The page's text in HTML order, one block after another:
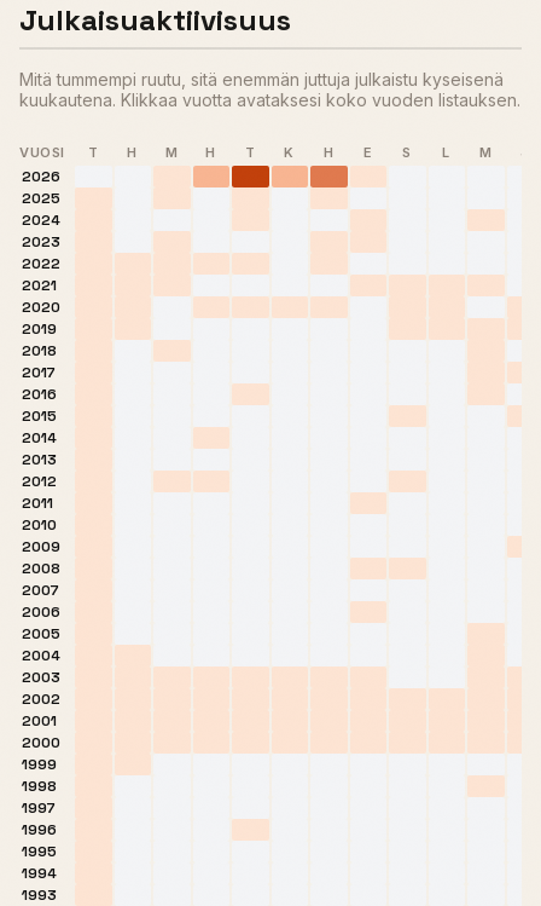
Julkaisuaktiivisuus
Mitä tummempi ruutu, sitä enemmän juttuja julkaistu kyseisenä
kuukautena. Klikkaa vuotta avataksesi koko vuoden listauksen.
VUOSI T H M H T K H E S L M J
2026
2025
2024
2023
2022
2021
2020
2019
2018
2017
2016
2015
2014
2013
2012
2011
2010
2009
2008
2007
2006
2005
2004
2003
2002
2001
2000
1999
1998
1997
1996
1995
1994
1993